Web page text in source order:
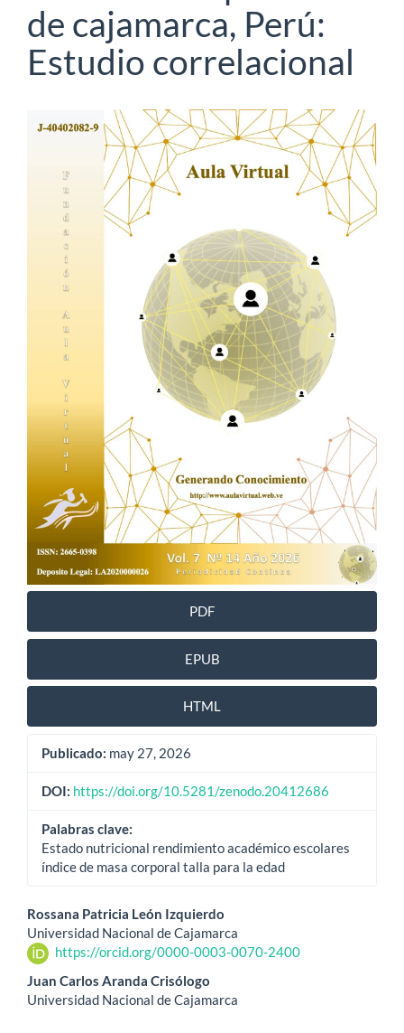
de cajamarca, Perú:
Estudio correlacional
Barra
lateral
del
artículo
PDF
EPUB
HTML
Publicado: may 27, 2026
DOI: https://doi.org/10.5281/zenodo.20412686
Palabras clave:
Estado nutricional rendimiento académico escolares
índice de masa corporal talla para la edad
Contenido
principal
del
artículo
Rossana Patricia León Izquierdo
Universidad Nacional de Cajamarca
https://orcid.org/0000-0003-0070-2400
Juan Carlos Aranda Crisólogo
Universidad Nacional de Cajamarca